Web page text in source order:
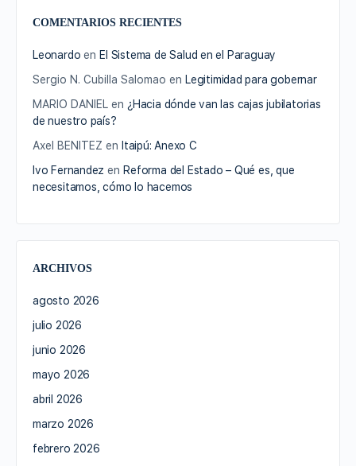
COMENTARIOS RECIENTES
Leonardo en El Sistema de Salud en el Paraguay
Sergio N. Cubilla Salomao en Legitimidad para gobernar
MARIO DANIEL en ¿Hacia dónde van las cajas jubilatorias
de nuestro país?
Axel BENITEZ en Itaipú: Anexo C
Ivo Fernandez en Reforma del Estado – Qué es, que
necesitamos, cómo lo hacemos
ARCHIVOS
agosto 2026
julio 2026
junio 2026
mayo 2026
abril 2026
marzo 2026
febrero 2026